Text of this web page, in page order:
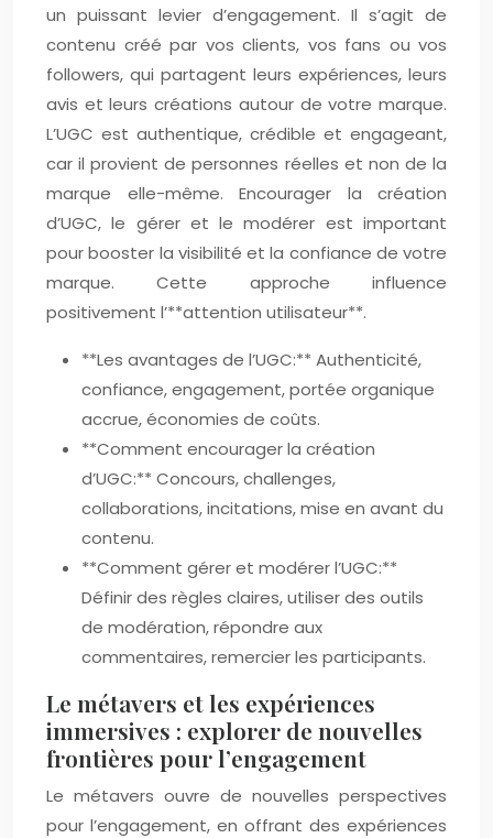
un puissant levier d’engagement. Il s’agit de
contenu créé par vos clients, vos fans ou vos
followers, qui partagent leurs expériences, leurs
avis et leurs créations autour de votre marque.
L’UGC est authentique, crédible et engageant,
car il provient de personnes réelles et non de la
marque elle-même. Encourager la création
d’UGC, le gérer et le modérer est important
pour booster la visibilité et la confiance de votre
marque. Cette approche influence
positivement l’**attention utilisateur**.
**Les avantages de l’UGC:** Authenticité,
confiance, engagement, portée organique
accrue, économies de coûts.
**Comment encourager la création
d’UGC:** Concours, challenges,
collaborations, incitations, mise en avant du
contenu.
**Comment gérer et modérer l’UGC:**
Définir des règles claires, utiliser des outils
de modération, répondre aux
commentaires, remercier les participants.
Le métavers et les expériences
immersives : explorer de nouvelles
frontières pour l’engagement
Le métavers ouvre de nouvelles perspectives
pour l’engagement, en offrant des expériences